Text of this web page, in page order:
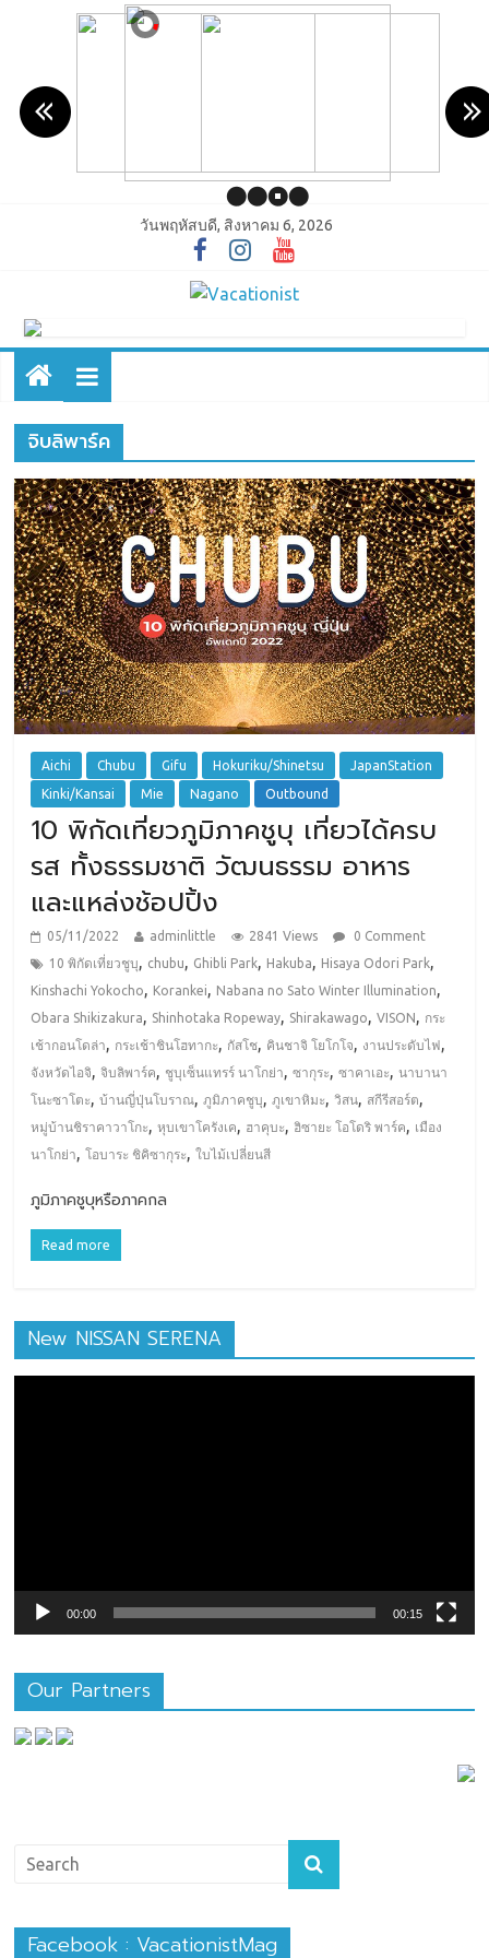
วันพฤหัสบดี, สิงหาคม 6, 2026
จิบลิพาร์ค
Aichi Chubu Gifu Hokuriku/Shinetsu
JapanStation
Kinki/Kansai
Mie Nagano Outbound
10 พิกัดเที่ยวภูมิภาคชูบุ เที่ยวได้ครบ
รส ทั้งธรรมชาติ วัฒนธรรม อาหาร
และแหล่งช้อปปิ้ง
05/11/2022 adminlittle 2841 Views
0 Comment
10 พิกัดเที่ยวชูบุ, chubu, Ghibli Park, Hakuba, Hisaya Odori Park,
Kinshachi Yokocho, Korankei, Nabana no Sato Winter Illumination,
Obara Shikizakura, Shinhotaka Ropeway, Shirakawago,VISON , กระ
เช้ากอนโดล่า, กระเช้าชินโฮทากะ, กัสโช, คินชาจิ โยโกโจ, งานประดับไฟ ,
จังหวัดไอจิ,จิบลิพาร์ค, ชูบุเซ็นแทรร์ นาโกย่า,ซากุระ,ซาคาเอะ,นาบานา
โนะซาโตะ,บ้านญี่ปุ่นโบราณ,ภูมิภาคชูบุ,ภูเขาหิมะ,วิสน, สกีรีสอร์ต,
หมู่บ้านชิราคาวาโกะ,หุบเขาโครังเค, ฮาคุบะ,ฮิซายะ โอโดริ พาร์ค, เมือง
นาโกย่า,โอบาระ ชิคิซากุระ,ใบไม้เปลี่ยนสี
ภูมิภาคชูบุหรือภาคกล
Read more
New NISSAN SERENA
00:00 00:15
Our Partners
Facebook : VacationistMag